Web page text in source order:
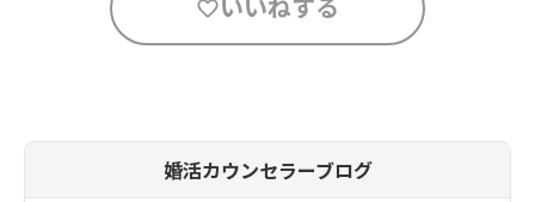
いいねする
婚活カウンセラーブログ